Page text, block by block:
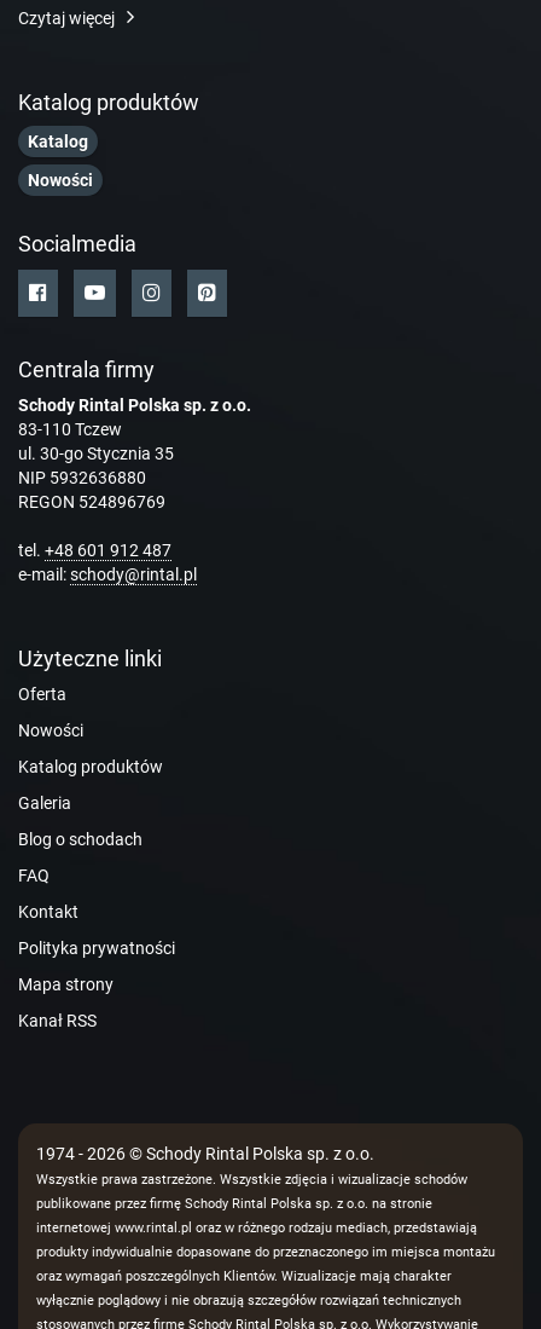
Czytaj więcej
Katalog produktów
Katalog
Nowości
Socialmedia
Centrala firmy
Schody Rintal Polska sp. z o.o.
83-110 Tczew
ul. 30-go Stycznia 35
NIP 5932636880
REGON 524896769
tel. +48 601 912 487
e-mail:schody@rintal.pl
Użyteczne linki
Oferta
Nowości
Katalog produktów
Galeria
Blog o schodach
FAQ
Kontakt
Polityka prywatności
Mapa strony
Kanał RSS
1974 - 2026 © Schody Rintal Polska sp. z o.o.
Wszystkie prawa zastrzeżone. Wszystkie zdjęcia i wizualizacje schodów
publikowane przez firmę Schody Rintal Polska sp. z o.o. na stronie
internetowej www.rintal.pl oraz w różnego rodzaju mediach, przedstawiają
produkty indywidualnie dopasowane do przeznaczonego im miejsca montażu
oraz wymagań poszczególnych Klientów. Wizualizacje mają charakter
wyłącznie poglądowy i nie obrazują szczegółów rozwiązań technicznych
stosowanych przez firmę Schody Rintal Polska sp. z o.o. Wykorzystywanie